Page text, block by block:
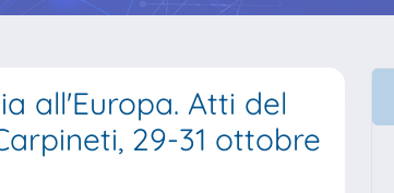
all'Europa. Atti del
29-31 ottobre